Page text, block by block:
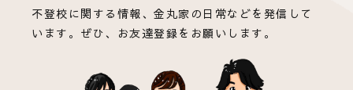
不登校に関する情報、金丸家の日常などを発信して
います。ぜひ、お友達登録をお願いします。